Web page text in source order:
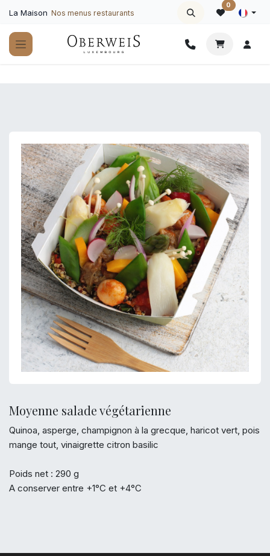
La Maison Nos menus restaurants
0
Moyenne salade végétarienne
Quinoa, asperge, champignon à la grecque, haricot vert, pois
mange tout, vinaigrette citron basilic
Poids net : 290 g
A conserver entre +1°C et +4°C